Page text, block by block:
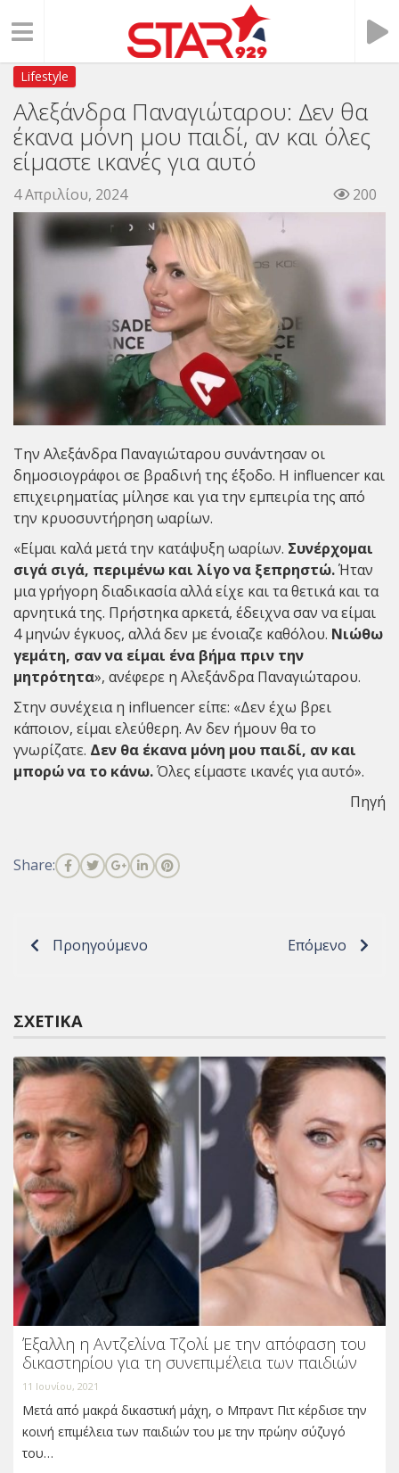
Lifestyle
Αλεξάνδρα Παναγιώταρου: Δεν θα
έκανα μόνη μου παιδί, αν και όλες
είμαστε ικανές για αυτό
4 Απριλίου, 2024 200
Την Αλεξάνδρα Παναγιώταρου συνάντησαν οι
δημοσιογράφοι σε βραδινή της έξοδο. Η influencer και
επιχειρηματίας μίλησε και για την εμπειρία της από
την κρυοσυντήρηση ωαρίων.
«Είμαι καλά μετά την κατάψυξη ωαρίων. Συνέρχομαι
σιγά σιγά, περιμένω και λίγο να ξεπρηστώ.Ήταν
μια γρήγορη διαδικασία αλλά είχε και τα θετικά και τα
αρνητικά της. Πρήστηκα αρκετά, έδειχνα σαν να είμαι
4 μηνών έγκυος, αλλά δεν με ένοιαζε καθόλου. Νιώθω
γεμάτη, σαν να είμαι ένα βήμα πριν την
μητρότητα», ανέφερε η Αλεξάνδρα Παναγιώταρου.
Στην συνέχεια η influencer είπε: «Δεν έχω βρει
κάποιον, είμαι ελεύθερη. Αν δεν ήμουν θα το
γνωρίζατε. Δεν θα έκανα μόνη μου παιδί, αν και
μπορώ να το κάνω.Όλες είμαστε ικανές για αυτό».
Πηγή
Share:
Προηγούμενο Επόμενο
ΣΧΕΤΙΚΆ
Έξαλλη η Αντζελίνα Τζολί με την απόφαση του
δικαστηρίου για τη συνεπιμέλεια των παιδιών
11 Ιουνίου, 2021
Μετά από μακρά δικαστική μάχη, ο Μπραντ Πιτ κέρδισε την
κοινή επιμέλεια των παιδιών του με την πρώην σύζυγό
του…